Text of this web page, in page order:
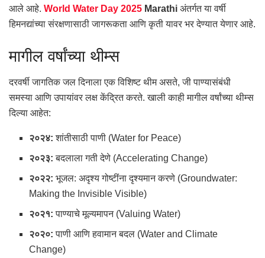
आले आहे. World Water Day 2025 Marathi अंतर्गत या वर्षी
हिमनद्यांच्या संरक्षणासाठी जागरूकता आणि कृती यावर भर देण्यात येणार आहे.
मागील वर्षांच्या थीम्स
दरवर्षी जागतिक जल दिनाला एक विशिष्ट थीम असते, जी पाण्यासंबंधी
समस्या आणि उपायांवर लक्ष केंद्रित करते. खाली काही मागील वर्षांच्या थीम्स
दिल्या आहेत:
२०२४: शांतीसाठी पाणी (Water for Peace)
२०२३: बदलाला गती देणे (Accelerating Change)
२०२२: भूजल: अदृश्य गोष्टींना दृश्यमान करणे (Groundwater:
Making the Invisible Visible)
२०२१: पाण्याचे मूल्यमापन (Valuing Water)
२०२०: पाणी आणि हवामान बदल (Water and Climate
Change)